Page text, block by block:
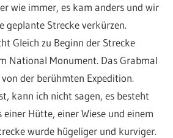
wie immer, es kam anders und wir
geplante Strecke verkürzen.
Gleich zu Beginn der Strecke
National Monument. Das Grabmal
der berühmten Expedition.
kann ich nicht sagen, es besteht
Hütte, einer Wiese und einem
wurde hügeliger und kurviger.